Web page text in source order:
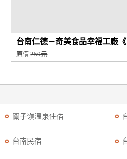
台南仁德－奇美食品幸福工廠
原價250元
關子嶺溫泉住宿
台南民宿